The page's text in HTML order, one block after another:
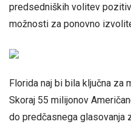
predsedniških volitev
možnosti za ponovno
Florida naj bi bila ključna za
Skoraj 55 milijonov
do predčasnega glasovanja